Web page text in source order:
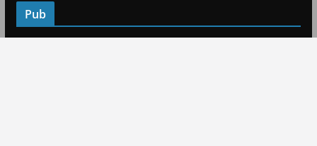
Pub